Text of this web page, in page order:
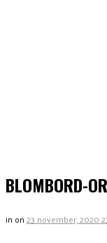
BLOMBORD-
in on23 november, 2020